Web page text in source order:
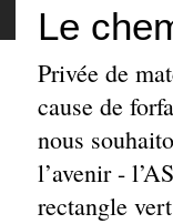
Le
Privée de
cause de
nous
l’avenir -
rectangle